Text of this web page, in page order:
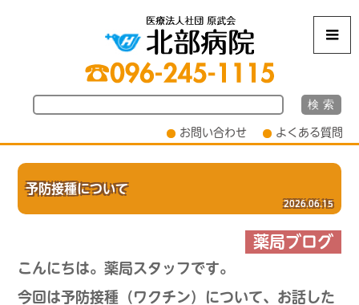
よくある質問
お問い合わせ
予防接種について
2026.06.15
薬局ブログ
こんにちは。薬局スタッフです。
今回は予防接種（ワクチン）について、お話した